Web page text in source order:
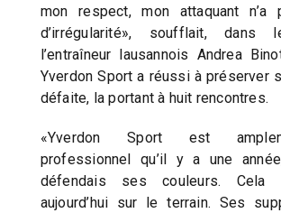
mon respect, mon attaquant n’a
d’irrégularité», soufflait, dans
l’entraîneur lausannois Andrea
Yverdon Sport a réussi à préserver
défaite, la portant à huit rencontres.
«Yverdon Sport est
professionnel qu’il y a une
défendais ses couleurs. Cela
aujourd’hui sur le terrain. Ses